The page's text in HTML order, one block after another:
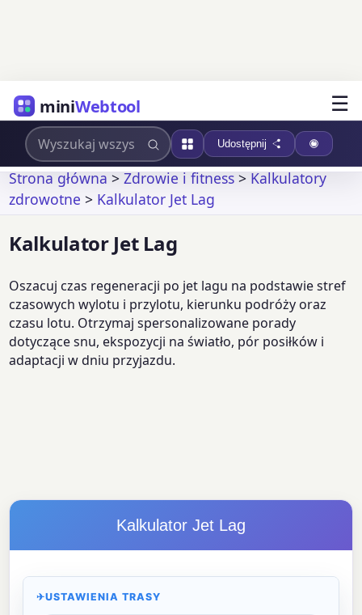
miniWebtool ☰
Udostępnij
Strona główna>Zdrowie i fitness>Kalkulatory
zdrowotne > Kalkulator Jet Lag
Kalkulator Jet Lag
Oszacuj czas regeneracji po jet lagu na podstawie stref
czasowych wylotu i przylotu, kierunku podróży oraz
czasu lotu. Otrzymaj spersonalizowane porady
dotyczące snu, ekspozycji na światło, pór posiłków i
adaptacji w dniu przyjazdu.
Kalkulator Jet Lag
✈USTAWIENIA TRASY